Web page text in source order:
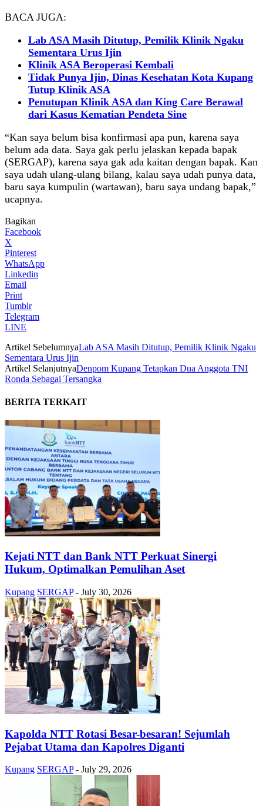
BACA JUGA:
Lab ASA Masih Ditutup, Pemilik Klinik Ngaku
Sementara Urus Ijin
Klinik ASA Beroperasi Kembali
Tidak Punya Ijin, Dinas Kesehatan Kota Kupang
Tutup Klinik ASA
Penutupan Klinik ASA dan King Care Berawal
dari Kasus Kematian Pendeta Sine
“Kan saya belum bisa konfirmasi apa pun, karena saya
belum ada data. Saya gak perlu jelaskan kepada bapak
(SERGAP), karena saya gak ada kaitan dengan bapak. Kan
saya udah ulang-ulang bilang, kalau saya udah punya data,
baru saya kumpulin (wartawan), baru saya undang bapak,”
ucapnya.
Bagikan
Facebook
X
Pinterest
WhatsApp
Linkedin
Email
Print
Tumblr
Telegram
LINE
Artikel SebelumnyaLab ASA Masih Ditutup, Pemilik Klinik Ngaku
Sementara Urus Ijin
Artikel SelanjutnyaDenpom Kupang Tetapkan Dua Anggota TNI
Ronda Sebagai Tersangka
BERITA TERKAIT
Kejati NTT dan Bank NTT Perkuat Sinergi
Hukum, Optimalkan Pemulihan Aset
Kupang SERGAP - July 30, 2026
Kapolda NTT Rotasi Besar-besaran! Sejumlah
Pejabat Utama dan Kapolres Diganti
Kupang SERGAP - July 29, 2026